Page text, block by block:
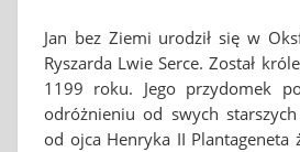
Jan bez Ziemi urodził się w
Ryszarda Lwie Serce. Został
1199 roku. Jego przydomek
odróżnieniu od swych
od ojca Henryka II Plantageneta